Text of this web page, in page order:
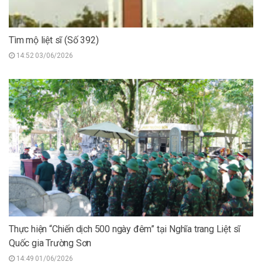
Tìm mộ liệt sĩ (Số 392)
14:52 03/06/2026
Thực hiện “Chiến dịch 500 ngày đêm” tại Nghĩa trang Liệt sĩ
Quốc gia Trường Sơn
14:49 01/06/2026